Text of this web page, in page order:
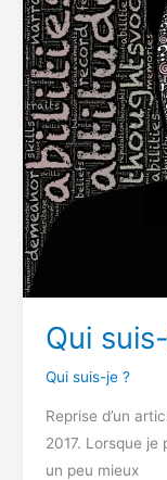
Qui
Qui suis-je ?
Reprise d’un
2017. Lorsque je
un peu mieux